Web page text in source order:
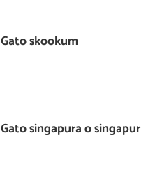
Gato skookum
Gato singapura o singapur